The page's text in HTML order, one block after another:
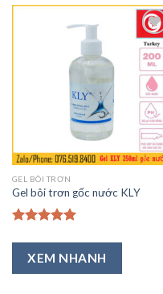
vào
Ưa
Thích
GEL BÔI TRƠN
Gel bôi trơn gốc nước KLY
hạng5.00
5 sao
XEM NHANH